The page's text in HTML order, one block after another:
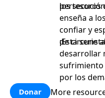
los tesoros
enseña a
confiar y
de
¡Esta serie
desarrollar
sufrimiento
por los
Donar More